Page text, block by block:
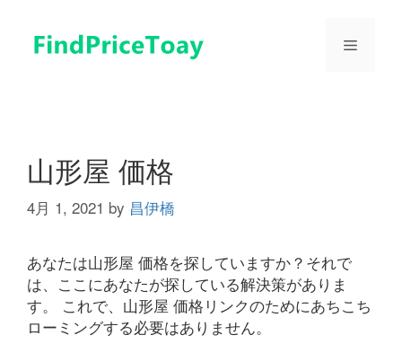
メ
山形屋 価格
4月 1, 2021 by 昌伊橋
あなたは山形屋 価格を探していますか？それで
は、ここにあなたが探している解決策がありま
す。 これで、山形屋 価格リンクのためにあちこち
ローミングする必要はありません。